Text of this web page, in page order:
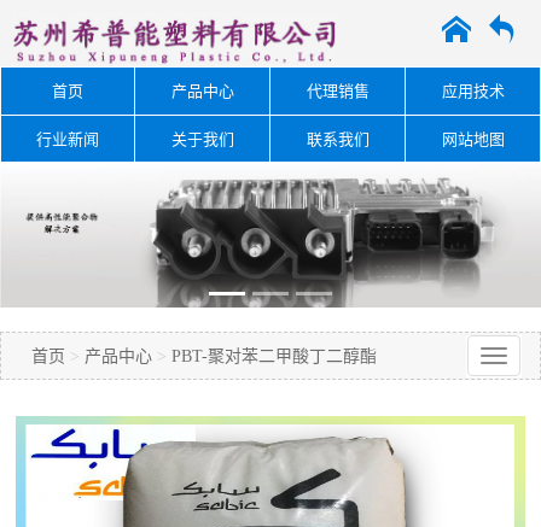
A O
首页 产品中心 代理销售 应用技术
行业新闻 关于我们 联系我们 网站地图
首页 > 产品中心 > PBT-聚对苯二甲酸丁二醇酯